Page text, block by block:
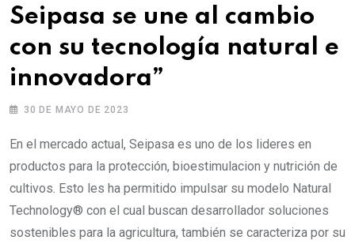
Seipasa se une al cambio
con su tecnología natural e
innovadora”
30 DE MAYO DE 2023
En el mercado actual, Seipasa es uno de los lideres en
productos para la protección, bioestimulacion y nutrición de
cultivos. Esto les ha permitido impulsar su modelo Natural
Technology® con el cual buscan desarrollador soluciones
sostenibles para la agricultura, también se caracteriza por su